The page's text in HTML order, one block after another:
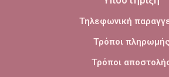
Τηλεφωνική
Τρόποι πληρωμής
Τρόποι